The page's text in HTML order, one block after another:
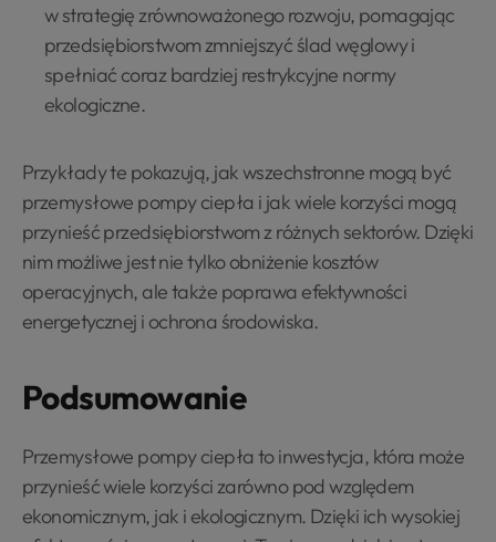
w strategię zrównoważonego rozwoju, pomagając
przedsiębiorstwom zmniejszyć ślad węglowy i
spełniać coraz bardziej restrykcyjne normy
ekologiczne.
Przykłady te pokazują, jak wszechstronne mogą być
przemysłowe pompy ciepła i jak wiele korzyści mogą
przynieść przedsiębiorstwom z różnych sektorów. Dzięki
nim możliwe jest nie tylko obniżenie kosztów
operacyjnych, ale także poprawa efektywności
energetycznej i ochrona środowiska.
Podsumowanie
Przemysłowe pompy ciepła to inwestycja, która może
przynieść wiele korzyści zarówno pod względem
ekonomicznym, jak i ekologicznym. Dzięki ich wysokiej